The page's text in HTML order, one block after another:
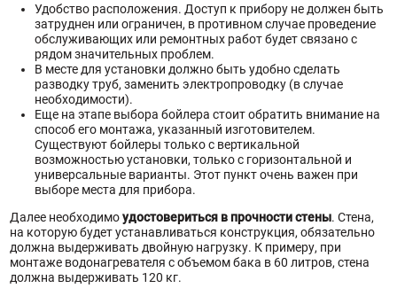
Удобство расположения. Доступ к прибору не должен быть
затруднен или ограничен, в противном случае проведение
обслуживающих или ремонтных работ будет связано с
рядом значительных проблем.
В месте для установки должно быть удобно сделать
разводку труб, заменить электропроводку (в случае
необходимости).
Еще на этапе выбора бойлера стоит обратить внимание на
способ его монтажа, указанный изготовителем.
Существуют бойлеры только с вертикальной
возможностью установки, только с горизонтальной и
универсальные варианты. Этот пункт очень важен при
выборе места для прибора.
Далее необходимоудостовериться в прочности стены. Стена,
на которую будет устанавливаться конструкция, обязательно
должна выдерживать двойную нагрузку. К примеру, при
монтаже водонагревателя с объемом бака в 60 литров, стена
должна выдерживать 120 кг.